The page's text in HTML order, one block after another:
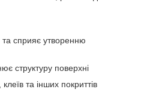
сприяє утворенню
структуру поверхні
та інших покриттів